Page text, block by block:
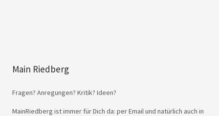
Main Riedberg
Fragen? Anregungen? Kritik? Ideen?
MainRiedberg ist immer für Dich da: per Email und natürlich auch in